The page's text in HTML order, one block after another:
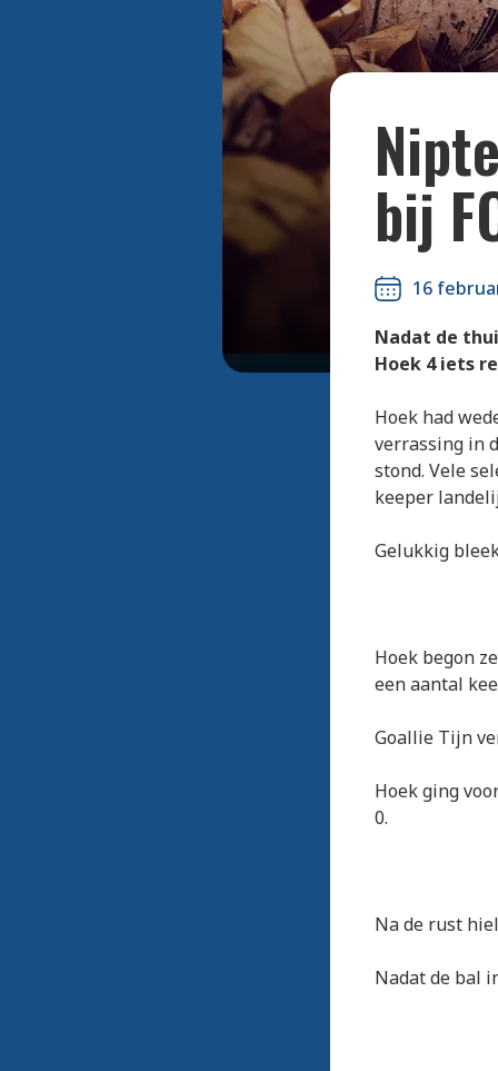
bij
16
Nadat de
Hoek 4 iets
Hoek had
verrassing in
stond. Vele
keeper
Gelukkig
Hoek begon
een aantal
Goallie Tijn
Hoek ging
0.
Na de rust
Nadat de bal